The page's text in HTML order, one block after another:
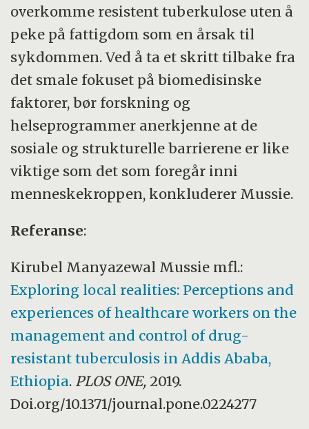
overkomme resistent tuberkulose uten å
peke på fattigdom som en årsak til
sykdommen. Ved å ta et skritt tilbake fra
det smale fokuset på biomedisinske
faktorer, bør forskning og
helseprogrammer anerkjenne at de
sosiale og strukturelle barrierene er like
viktige som det som foregår inni
menneskekroppen, konkluderer Mussie.
Referanse:
Kirubel Manyazewal Mussie mfl.:
Exploring local realities: Perceptions and
experiences of healthcare workers on the
management and control of drug-
resistant tuberculosis in Addis Ababa,
Ethiopia. PLOS ONE, 2019.
Doi.org/10.1371/journal.pone.0224277